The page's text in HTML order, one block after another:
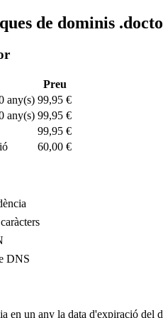
de dominis
Preu
any(s) 99,95 €
any(s) 99,95 €
99,95 €
60,00 €
DNS
en un any la data d'expiració del